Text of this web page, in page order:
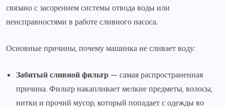
связано с засорением системы отвода воды или
неисправностями в работе сливного насоса.
Основные причины, почему машинка не сливает воду:
Забитый сливной фильтр — самая распространенная
причина. Фильтр накапливает мелкие предметы, волосы,
нитки и прочий мусор, который попадает с одежды во